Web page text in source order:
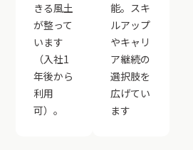
きる風土
が整って
います
（入社1
年後から
利用
可）。
能。スキ
ルアップ
やキャリ
ア継続の
選択肢を
広げてい
ます